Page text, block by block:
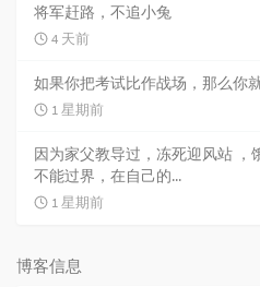
将军赶路，不追小兔
4 天前
如果你把考试比作战场，那么你
1 星期前
因为家父教导过，冻死迎风站 ，
不能过界，在自己的...
1 星期前
博客信息